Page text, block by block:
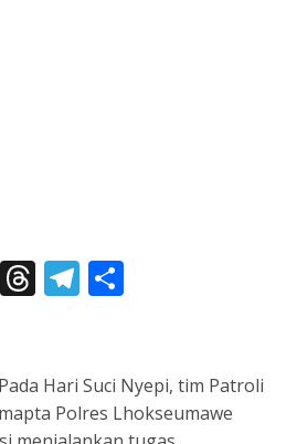
X T
h
a
d
T
el
gr
a
e
Pada Hari Suci Nyepi, tim Patroli
Polres Lhokseumawe